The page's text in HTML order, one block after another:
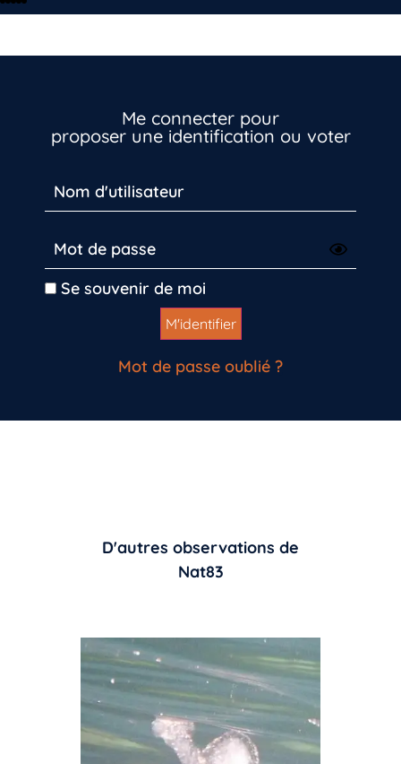
Me connecter pour
proposer une identification ou voter
Se souvenir de moi
Mot de passe oublié ?
D'autres observations de
Nat83